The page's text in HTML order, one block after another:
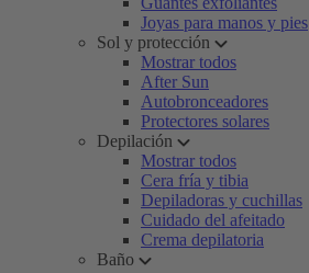
Joyas para manos y pies
Sol y protección
Mostrar todos
After Sun
Autobronceadores
Protectores solares
Depilación
Mostrar todos
Cera fría y tibia
Depiladoras y cuchillas
Cuidado del afeitado
Crema depilatoria
Baño